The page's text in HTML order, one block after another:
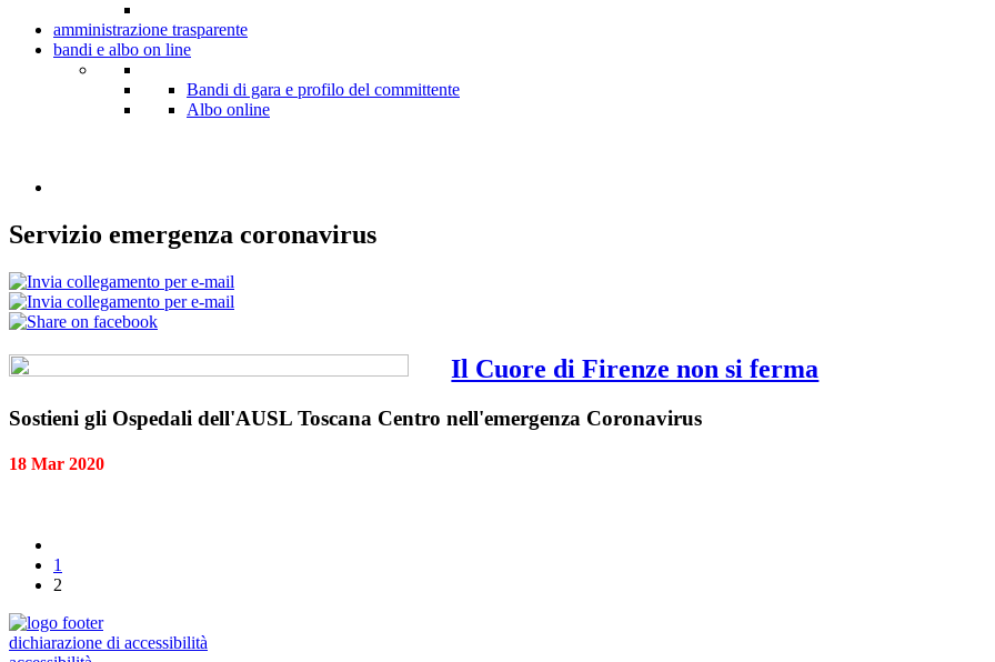
amministrazione trasparente
bandi e albo on line
Bandi di gara e profilo del committente
Albo online
Servizio emergenza coronavirus
Il Cuore di Firenze non si ferma
Sostieni gli Ospedali dell'AUSL Toscana Centro nell'emergenza Coronavirus
18 Mar 2020
1
2
dichiarazione di accessibilità